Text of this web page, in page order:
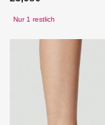
Nur 1 restlich